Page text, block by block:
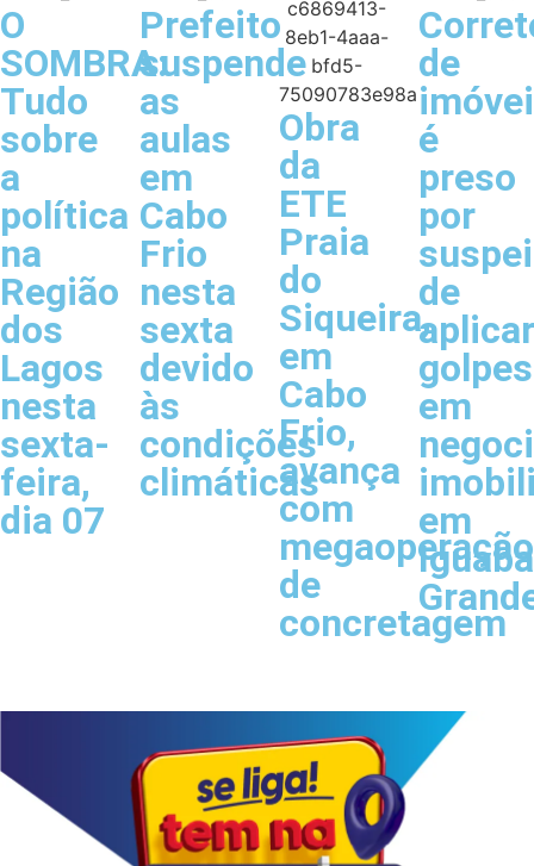
O
SOMBRA:
Tudo
sobre
a
política
na
Região
dos
Lagos
nesta
sexta-
feira,
dia 07
Prefeito
suspende
as
aulas
em
Cabo
Frio
nesta
sexta
devido
às
condições
climáticas
Obra
da
ETE
Praia
do
Siqueira,
em
Cabo
Frio,
avança
com
megaoperação
de
concretagem
de
é
preso
por
de
aplicar
golpes
em
em
Iguaba